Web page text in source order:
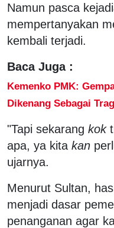
Namun pasca
mempertanyakan
kembali terjadi.
Baca Juga :
Kemenko PMK:
Dikenang Sebagai
"Tapi sekarang kok
apa, ya kita kan
ujarnya.
Menurut Sultan,
menjadi dasar
penanganan agar